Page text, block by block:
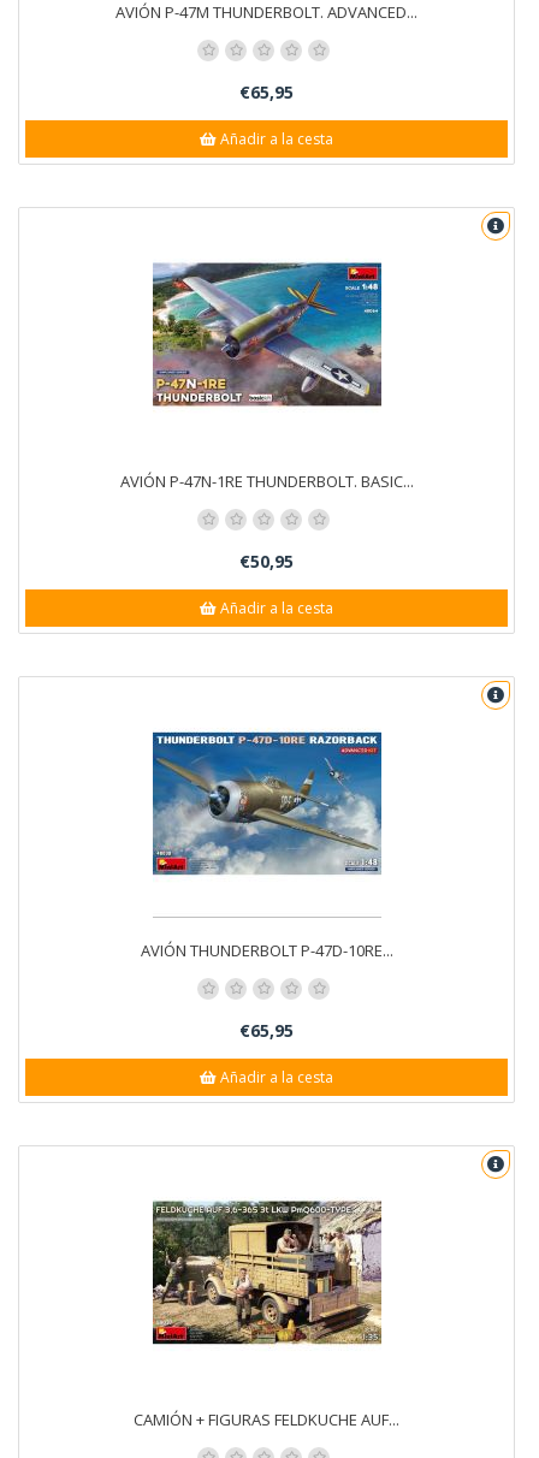
AVIÓN P-47M THUNDERBOLT. ADVANCED...
€65,95
Añadir a la cesta
AVIÓN P-47N-1RE THUNDERBOLT. BASIC...
€50,95
Añadir a la cesta
AVIÓN THUNDERBOLT P-47D-10RE...
€65,95
Añadir a la cesta
CAMIÓN + FIGURAS FELDKUCHE AUF...